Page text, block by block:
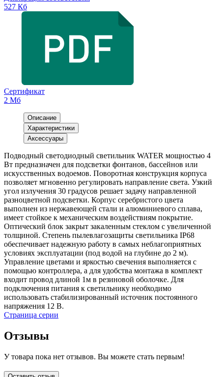
527 Кб
Сертификат
2 Мб
Описание
Характеристики
Аксессуары
Подводный светодиодный светильник WATER мощностью 4
Вт предназначен для подсветки фонтанов, бассейнов или
искусственных водоемов. Поворотная конструкция корпуса
позволяет мгновенно регулировать направление света. Узкий
угол излучения 30 градусов решает задачу направленной
разноцветной подсветки. Корпус серебристого цвета
выполнен из нержавеющей стали и алюминиевого сплава,
имеет стойкое к механическим воздействиям покрытие.
Оптический блок закрыт закаленным стеклом с увеличенной
толщиной. Степень пылевлагозащиты светильника IP68
обеспечивает надежную работу в самых неблагоприятных
условиях эксплуатации (под водой на глубине до 2 м).
Управление цветами и яркостью свечения выполняется с
помощью контроллера, а для удобства монтажа в комплект
входит провод длиной 1м в резиновой оболочке. Для
подключения питания к светильнику необходимо
использовать стабилизированный источник постоянного
напряжения 12 В.
Страница серии
Отзывы
У товара пока нет отзывов. Вы можете стать первым!